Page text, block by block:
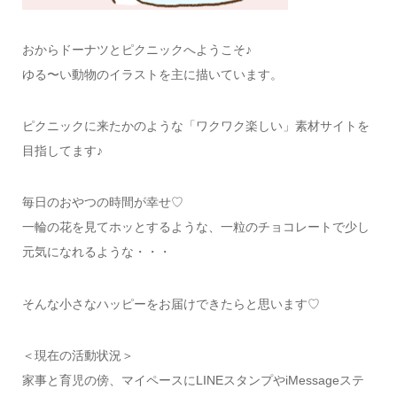
おからドーナツとピクニックへようこそ♪
ゆる〜い動物のイラストを主に描いています。
ピクニックに来たかのような「ワクワク楽しい」素材サイトを
目指してます♪
毎日のおやつの時間が幸せ♡
一輪の花を見てホッとするような、一粒のチョコレートで少し
元気になれるような・・・
そんな小さなハッピーをお届けできたらと思います♡
＜現在の活動状況＞
家事と育児の傍、マイペースにLINEスタンプやiMessageステ